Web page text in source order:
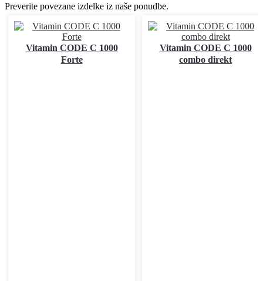
Preverite povezane izdelke iz naše ponudbe.
Vitamin CODE C 1000
Forte
Vitamin CODE C 1000
combo direkt